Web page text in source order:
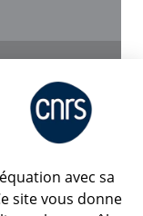
avec sa
site vous donne